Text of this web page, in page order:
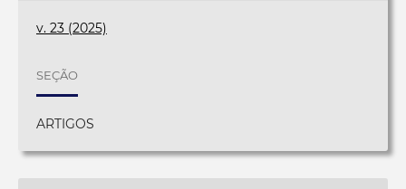
v. 23 (2025)
SEÇÃO
ARTIGOS